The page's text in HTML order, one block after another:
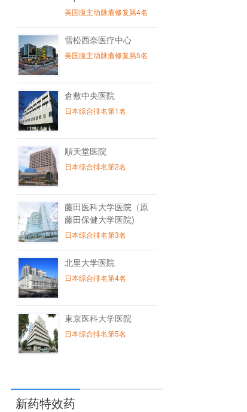
美国腹主动脉瘤修复第4名
雪松西奈医疗中心
美国腹主动脉瘤修复第5名
倉敷中央医院
日本综合排名第1名
順天堂医院
日本综合排名第2名
藤田医科大学医院（原
藤田保健大学医院)
日本综合排名第3名
北里大学医院
日本综合排名第4名
東京医科大学医院
日本综合排名第5名
新药特效药